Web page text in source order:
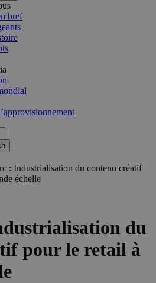
bref
: Industrialisation du contenu créatif
échelle
du
pour le retail à